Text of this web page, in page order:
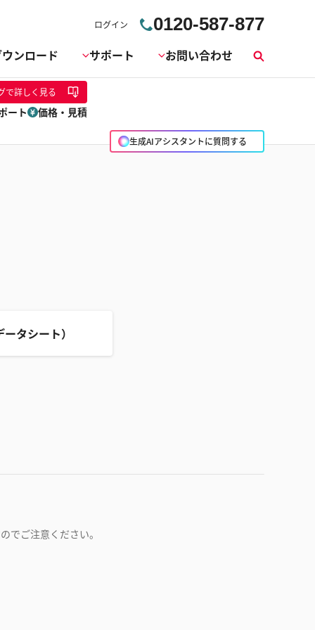
ログイン 0120-587-877
ンロード サポート お問い合わせ
索
生成AIアシスタントに質問する
で詳しく見る
ート 価格・見積
タシート）
でご注意ください。